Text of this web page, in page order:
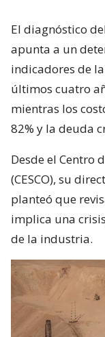
El diagnóstico
apunta a un
indicadores de
últimos cuatro
mientras los
82% y la deuda
Desde el Centro
(CESCO), su
planteó que
implica una
de la industria.